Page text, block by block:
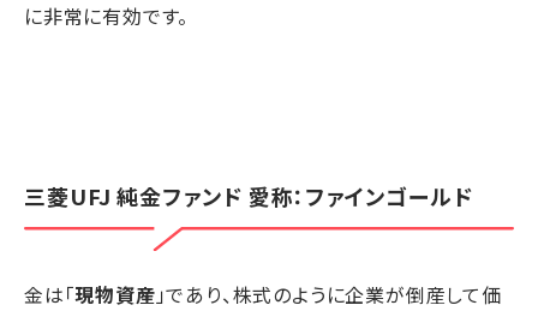
に非常に有効です。
三菱UFJ 純金ファンド 愛称：ファインゴールド
金は「現物資産 」であり、株式のように企業が倒産して価